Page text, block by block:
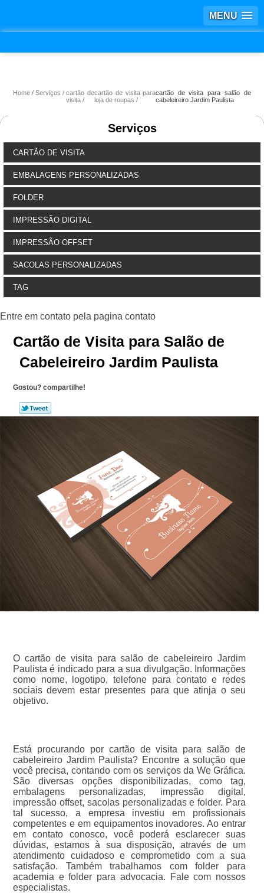
MENU
Home Serviços
cartão de
visita
cartão de visita para
loja de roupas
cartão de visita para salão de
cabeleireiro Jardim Paulista
Serviços
CARTÃO DE VISITA
EMBALAGENS PERSONALIZADAS
FOLDER
IMPRESSÃO DIGITAL
IMPRESSÃO OFFSET
SACOLAS PERSONALIZADAS
TAG
Cartão de Visita para Salão de
Cabeleireiro Jardim Paulista
Gostou? compartilhe!
O cartão de visita para salão de cabeleireiro Jardim
Paulista é indicado para a sua divulgação. Informações
como nome, logotipo, telefone para contato e redes
sociais devem estar presentes para que atinja o seu
objetivo.
Está procurando por cartão de visita para salão de
cabeleireiro Jardim Paulista? Encontre a solução que
você precisa, contando com os serviços da We Gráfica.
São diversas opções disponibilizadas, como tag,
embalagens personalizadas, impressão digital,
impressão offset, sacolas personalizadas e folder. Para
tal sucesso, a empresa investiu em profissionais
competentes e em equipamentos inovadores. Ao entrar
em contato conosco, você poderá esclarecer suas
dúvidas, estamos à sua disposição, através de um
atendimento cuidadoso e comprometido com a sua
satisfação. Também trabalhamos com folder para
academia e folder para advocacia. Fale com nossos
especialistas.